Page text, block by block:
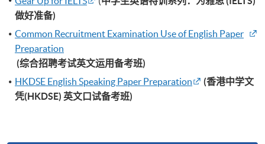
做好准备)
Common Recruitment Examination Use of English Paper
Preparation
(综合招聘考试英文运用备考班)
HKDSE English Speaking Paper Preparation
(香港中学文
凭(HKDSE) 英文口试备考班)